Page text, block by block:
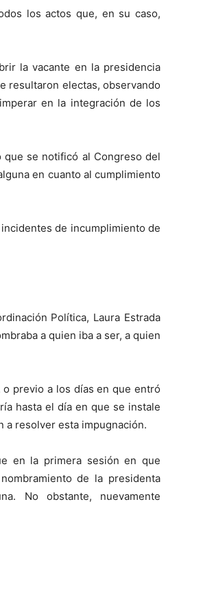
los actos que, en su caso,
la vacante en la presidencia
resultaron electas, observando
en la integración de los
se notificó al Congreso del
en cuanto al cumplimiento
de incumplimiento de
Política, Laura Estrada
a quien iba a ser, a quien
previo a los días en que entró
hasta el día en que se instale
a resolver esta impugnación.
en la primera sesión en que
de la presidenta
No obstante, nuevamente